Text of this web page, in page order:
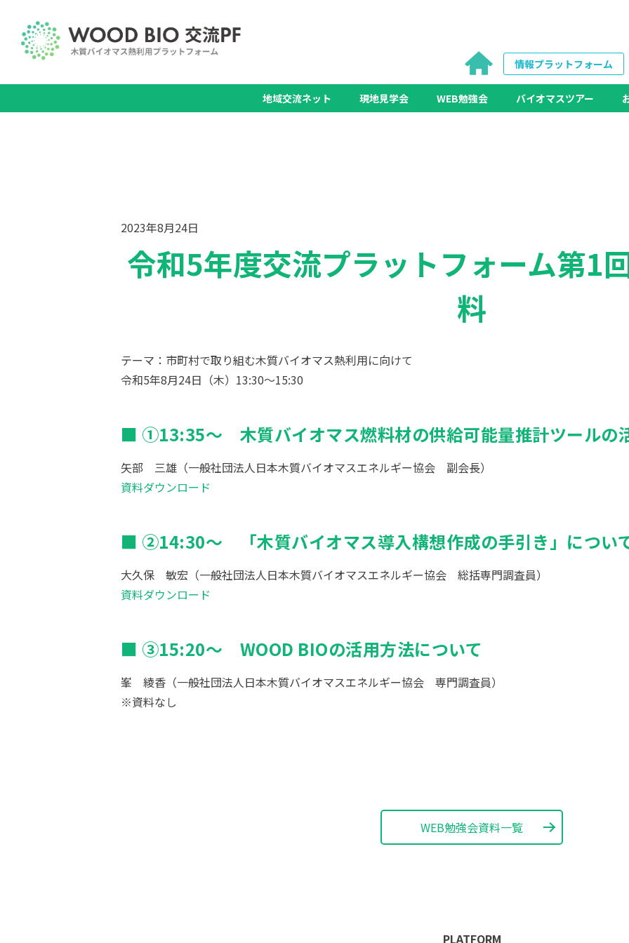
情報プラットフォーム
地域交流ネット 現地見学会 WEB勉強会 バイオマスツアー
2023年8月24日
令和5年度交流プラットフォーム第1
料
テーマ：市町村で取り組む木質バイオマス熱利用に向けて
令和5年8月24日（木）13:30～15:30
①13:35～ 木質バイオマス燃料材の供給可能量推計ツールの
矢部 三雄（一般社団法人日本木質バイオマスエネルギー協会 副会長）
資料ダウンロード
②14:30～ 「木質バイオマス導入構想作成の手引き」につい
大久保 敏宏（一般社団法人日本木質バイオマスエネルギー協会 総括専門調査員）
資料ダウンロード
③15:20～ WOOD BIOの活用方法について
峯 綾香（一般社団法人日本木質バイオマスエネルギー協会 専門調査員）
※資料なし
WEB勉強会資料一覧
PLATFORM